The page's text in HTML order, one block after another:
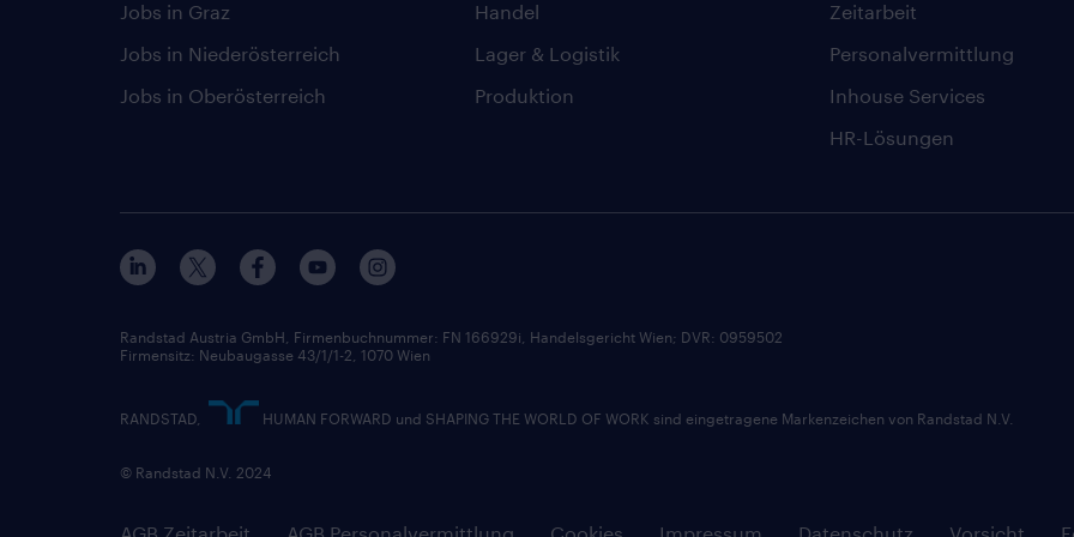
Jobs in Graz
Jobs in Niederösterreich
Jobs in Oberösterreich
Handel
Lager & Logistik
Produktion
Zeitarbeit
Personalvermittlung
Inhouse Services
HR-Lösungen
Randstad Austria GmbH, Firmenbuchnummer: FN 166929i, Handelsgericht Wien; DVR: 0959502
Firmensitz: Neubaugasse 43/1/1-2, 1070 Wien
RANDSTAD, HUMAN FORWARD und SHAPING THE WORLD OF WORK sind eingetragene Markenzeichen von Randstad N.V.
© Randstad N.V. 2024